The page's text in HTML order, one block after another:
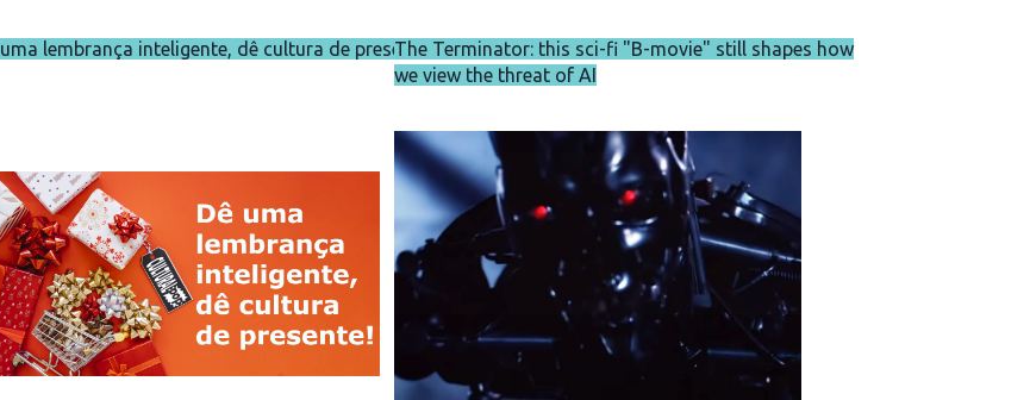
lembrança inteligente, dê cultura de presente!The Terminator: this sci-fi "B-movie" still shapes how
we view the threat of AI